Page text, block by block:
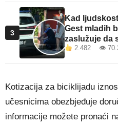
3
Kad
Gest mladih
zaslužuje da
2.482 👁
Kotizacija za biciklijadu
učesnicima obezbjeđuje
informacije možete pronaći